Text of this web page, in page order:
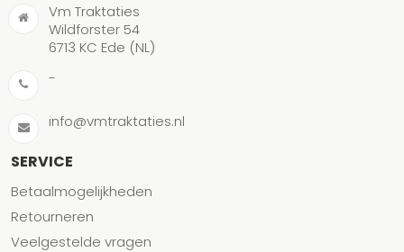
Vm Traktaties
Wildforster 54
6713 KC Ede (NL)
-
info@vmtraktaties.nl
SERVICE
Betaalmogelijkheden
Retourneren
Veelgestelde vragen